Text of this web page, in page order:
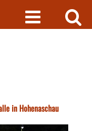
in Hohenaschau